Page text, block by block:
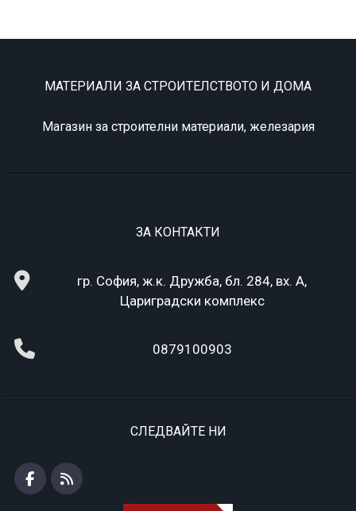
МАТЕРИАЛИ ЗА СТРОИТЕЛСТВОТО И ДОМА
Магазин за строителни материали, железария
ЗА КОНТАКТИ
гр. София, ж.к. Дружба, бл. 284, вх. А,
Цариградски комплекс
0879100903
СЛЕДВАЙТЕ НИ